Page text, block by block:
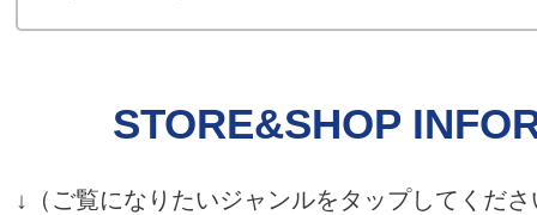
STORE&SHOP
↓（ご覧になりたいジャンルをタップしてくださ